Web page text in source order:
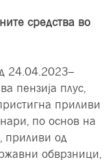
средства во
24.04.2023–
пензија плус,
приливи
по основ на
приливи од
обврзници,